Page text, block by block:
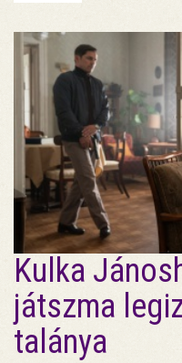
Kulka
játszma
talánya